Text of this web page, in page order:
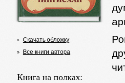
Скачать обложку
Все книги автора
Книга на полках: